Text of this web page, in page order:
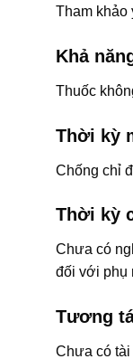
Tham khảo
Khả
Thuốc
Thời kỳ
Chống chỉ
Thời kỳ
Chưa có
đối với phụ
Tương
Chưa có